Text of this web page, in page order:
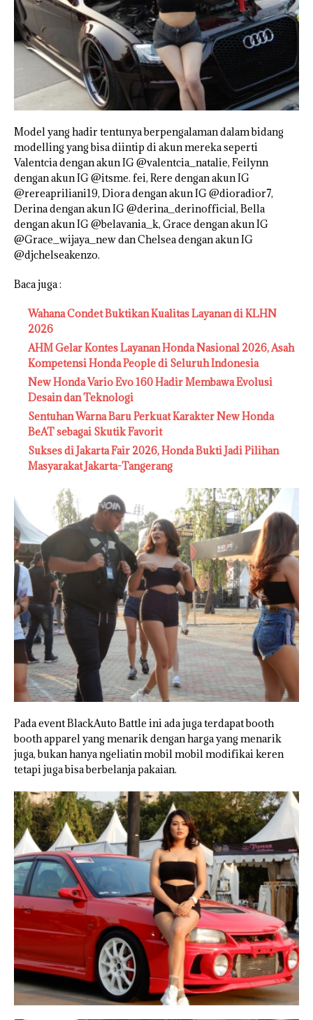
Model yang hadir tentunya berpengalaman dalam bidang
modelling yang bisa diintip di akun mereka seperti
Valentcia dengan akun IG @valentcia_natalie, Feilynn
dengan akun IG @itsme. fei, Rere dengan akun IG
@rereapriliani19, Diora dengan akun IG @dioradior7,
Derina dengan akun IG @derina_derinofficial, Bella
dengan akun IG @belavania_k, Grace dengan akun IG
@Grace_wijaya_new dan Chelsea dengan akun IG
@djchelseakenzo.
Baca juga :
Wahana Condet Buktikan Kualitas Layanan di KLHN
2026
AHM Gelar Kontes Layanan Honda Nasional 2026, Asah
Kompetensi Honda People di Seluruh Indonesia
New Honda Vario Evo 160 Hadir Membawa Evolusi
Desain dan Teknologi
Sentuhan Warna Baru Perkuat Karakter New Honda
BeAT sebagai Skutik Favorit
Sukses di Jakarta Fair 2026, Honda Bukti Jadi Pilihan
Masyarakat Jakarta-Tangerang
Pada event BlackAuto Battle ini ada juga terdapat booth
booth apparel yang menarik dengan harga yang menarik
juga, bukan hanya ngeliatin mobil mobil modifikai keren
tetapi juga bisa berbelanja pakaian.